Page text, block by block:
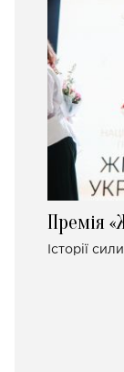
Премія
Історії